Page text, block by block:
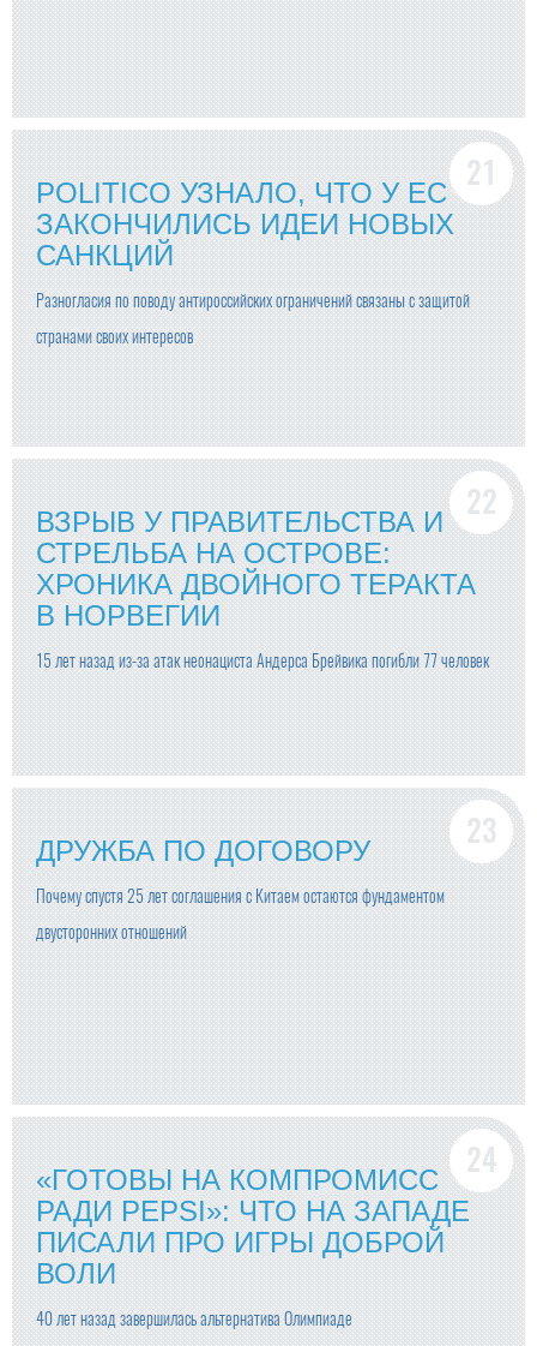
POLITICO УЗНАЛО, ЧТО У ЕС
ЗАКОНЧИЛИСЬ ИДЕИ НОВЫХ
САНКЦИЙ
Разногласия по поводу антироссийских ограничений связаны с защитой
странами своих интересов
ВЗРЫВ У ПРАВИТЕЛЬСТВА И
СТРЕЛЬБА НА ОСТРОВЕ:
ХРОНИКА ДВОЙНОГО ТЕРАКТА
В НОРВЕГИИ
15 лет назад из-за атак неонациста Андерса Брейвика погибли 77 человек
ДРУЖБА ПО ДОГОВОРУ
Почему спустя 25 лет соглашения с Китаем остаются фундаментом
двусторонних отношений
«ГОТОВЫ НА КОМПРОМИСС
РАДИ PEPSI»: ЧТО НА ЗАПАДЕ
ПИСАЛИ ПРО ИГРЫ ДОБРОЙ
ВОЛИ
40 лет назад завершилась альтернатива Олимпиаде